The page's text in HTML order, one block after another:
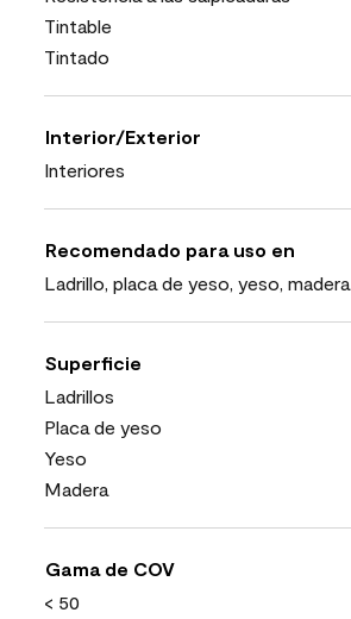
Tintable
Tintado
Interior/Exterior
Interiores
Recomendado para uso en
Ladrillo, placa de yeso, yeso, madera
Superficie
Ladrillos
Placa de yeso
Yeso
Madera
Gama de COV
< 50